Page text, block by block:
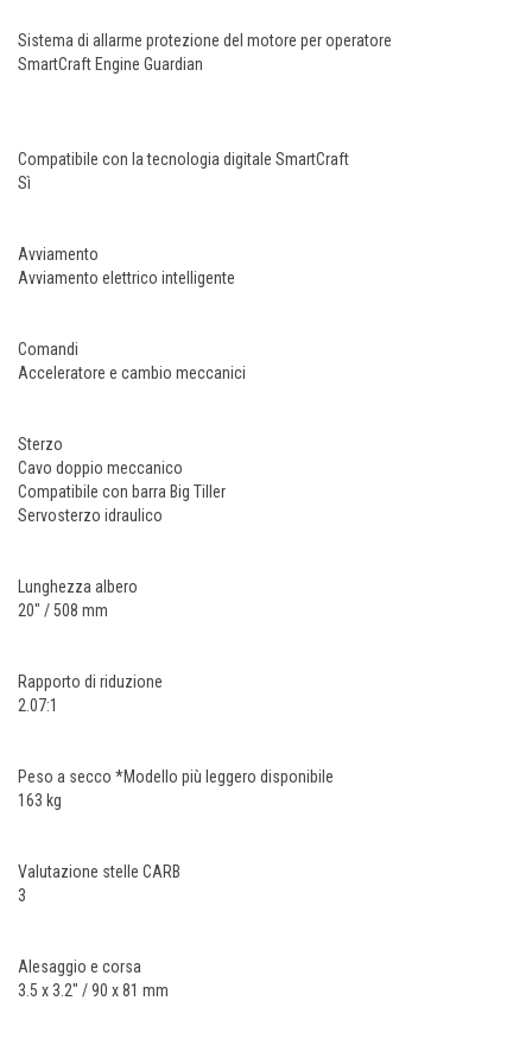
Sistema di allarme protezione del motore per operatore
SmartCraft Engine Guardian
Compatibile con la tecnologia digitale SmartCraft
Sì
Avviamento
Avviamento elettrico intelligente
Comandi
Acceleratore e cambio meccanici
Sterzo
Cavo doppio meccanico
Compatibile con barra Big Tiller
Servosterzo idraulico
Lunghezza albero
20" / 508 mm
Rapporto di riduzione
2.07:1
Peso a secco *Modello più leggero disponibile
163 kg
Valutazione stelle CARB
3
Alesaggio e corsa
3.5 x 3.2" / 90 x 81 mm